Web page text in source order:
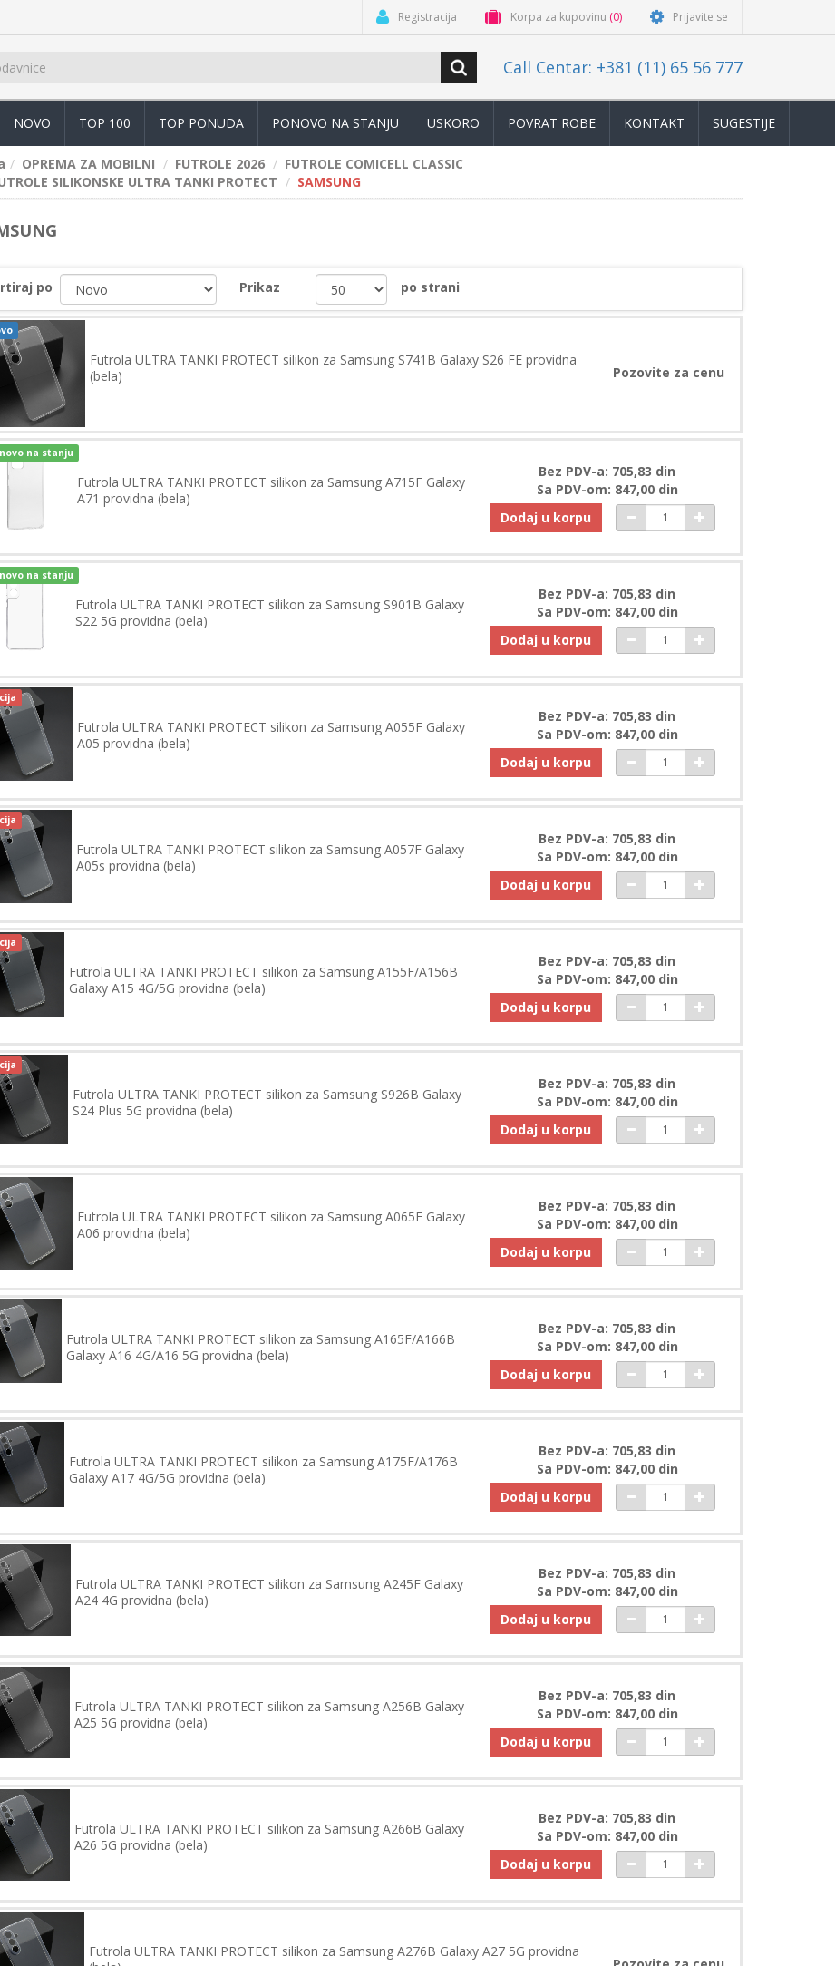
Registracija Korpa za kupovinu (0) Prijavite se
Call Centar: +381 (11) 65 56 777
NOVO TOP 100 TOP PONUDA PONOVO NA STANJU USKORO POVRAT ROBE KONTAKT SUGESTIJE
OPREMA ZA MOBILNI FUTROLE 2026
FUTROLE COMICELL CLASSIC
SILIKONSKE ULTRA TANKI PROTECT
SAMSUNG
po Prikaz po strani
Futrola ULTRA TANKI PROTECT silikon za Samsung S741B Galaxy S26 FE providna
(bela)
Pozovite za cenu
na stanju
Futrola ULTRA TANKI PROTECT silikon za Samsung A715F Galaxy
A71 providna (bela)
Bez PDV-a: 705,83 din
Sa PDV-om: 847,00 din
Dodaj u korpu
na stanju
Futrola ULTRA TANKI PROTECT silikon za Samsung S901B Galaxy
S22 5G providna (bela)
Bez PDV-a: 705,83 din
Sa PDV-om: 847,00 din
Dodaj u korpu
Futrola ULTRA TANKI PROTECT silikon za Samsung A055F Galaxy
A05 providna (bela)
Bez PDV-a: 705,83 din
Sa PDV-om: 847,00 din
Dodaj u korpu
Futrola ULTRA TANKI PROTECT silikon za Samsung A057F Galaxy
A05s providna (bela)
Bez PDV-a: 705,83 din
Sa PDV-om: 847,00 din
Dodaj u korpu
Futrola ULTRA TANKI PROTECT silikon za Samsung A155F/A156B
Galaxy A15 4G/5G providna (bela)
Bez PDV-a: 705,83 din
Sa PDV-om: 847,00 din
Dodaj u korpu
Futrola ULTRA TANKI PROTECT silikon za Samsung S926B Galaxy
S24 Plus 5G providna (bela)
Bez PDV-a: 705,83 din
Sa PDV-om: 847,00 din
Dodaj u korpu
Futrola ULTRA TANKI PROTECT silikon za Samsung A065F Galaxy
A06 providna (bela)
Bez PDV-a: 705,83 din
Sa PDV-om: 847,00 din
Dodaj u korpu
Futrola ULTRA TANKI PROTECT silikon za Samsung A165F/A166B
Galaxy A16 4G/A16 5G providna (bela)
Bez PDV-a: 705,83 din
Sa PDV-om: 847,00 din
Dodaj u korpu
Futrola ULTRA TANKI PROTECT silikon za Samsung A175F/A176B
Galaxy A17 4G/5G providna (bela)
Bez PDV-a: 705,83 din
Sa PDV-om: 847,00 din
Dodaj u korpu
Futrola ULTRA TANKI PROTECT silikon za Samsung A245F Galaxy
A24 4G providna (bela)
Bez PDV-a: 705,83 din
Sa PDV-om: 847,00 din
Dodaj u korpu
Futrola ULTRA TANKI PROTECT silikon za Samsung A256B Galaxy
A25 5G providna (bela)
Bez PDV-a: 705,83 din
Sa PDV-om: 847,00 din
Dodaj u korpu
Futrola ULTRA TANKI PROTECT silikon za Samsung A266B Galaxy
A26 5G providna (bela)
Bez PDV-a: 705,83 din
Sa PDV-om: 847,00 din
Dodaj u korpu
Futrola ULTRA TANKI PROTECT silikon za Samsung A276B Galaxy A27 5G providna